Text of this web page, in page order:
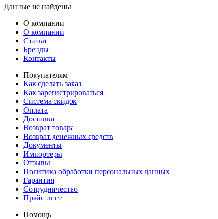
Данные не найдены
О компании
О компании
Статьи
Бренды
Контакты
Покупателям
Как сделать заказ
Как зарегистрироваться
Система скидок
Оплата
Доставка
Возврат товара
Возврат денежных средств
Документы
Импортеры
Отзывы
Политика обработки персональных данных
Гарантия
Сотрудничество
Прайс-лист
Помощь